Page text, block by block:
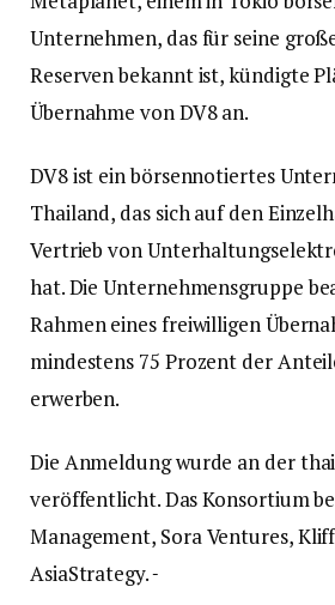
Unternehmen, das für seine
Reserven bekannt ist, kündigte
Übernahme von DV8 an.
DV8 ist ein börsennotiertes
Thailand, das sich auf den
Vertrieb von
hat. Die Unternehmensgruppe
Rahmen eines freiwilligen
mindestens 75 Prozent der
erwerben.
Die Anmeldung wurde an der
veröffentlicht. Das Konsortium
Management, Sora Ventures,
AsiaStrategy.